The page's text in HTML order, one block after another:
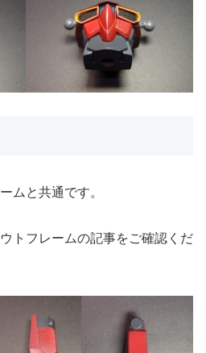
ムと共通です。
トフレームの記事をご確認くだ